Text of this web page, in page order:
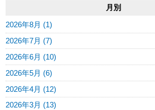
月別
2026年8月 (1)
2026年7月 (7)
2026年6月 (10)
2026年5月 (6)
2026年4月 (12)
2026年3月 (13)